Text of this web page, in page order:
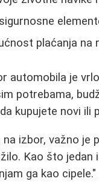
plaćanja na
automobila je
potrebama,
kupujete novi ili
na izbor, važno
Kao što
ga kao